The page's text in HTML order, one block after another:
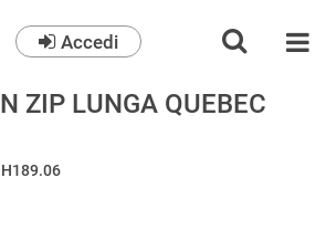
Accedi
ZIP LUNGA QUEBEC